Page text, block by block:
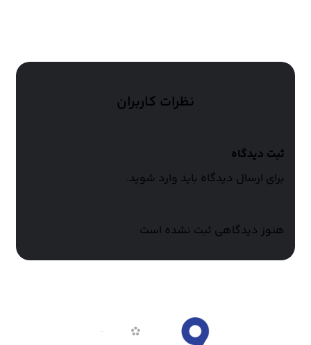
نظرات کاربران
ثبت دیدگاه
برای ارسال دیدگاه باید وارد شوید.
هنوز دیدگاهی ثبت نشده است